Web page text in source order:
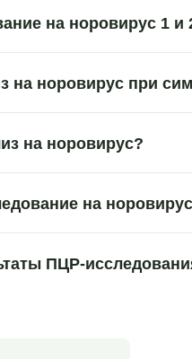
на норовирус 1 и
на норовирус при
на норовирус?
на
ПЦР-